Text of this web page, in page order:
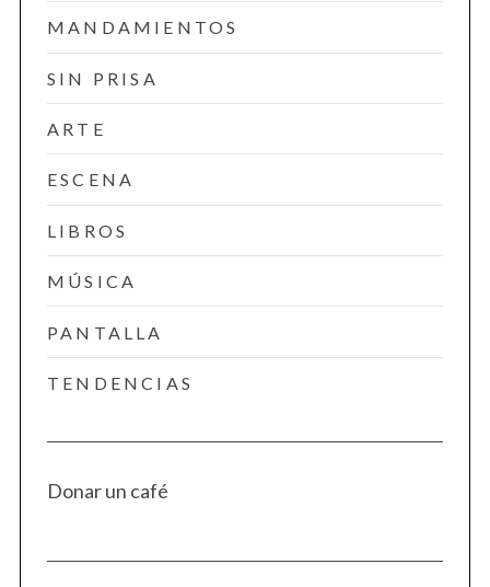
MANDAMIENTOS
SIN PRISA
ARTE
ESCENA
LIBROS
MÚSICA
PANTALLA
TENDENCIAS
Donar un café